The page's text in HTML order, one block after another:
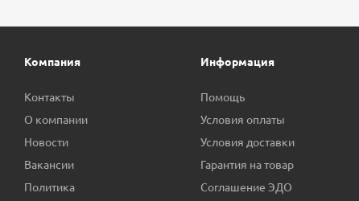
Компания
Контакты
О компании
Новости
Вакансии
Политика
Информация
Помощь
Условия оплаты
Условия доставки
Гарантия на товар
Соглашение ЭДО